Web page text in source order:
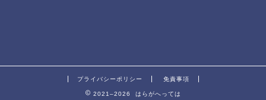
プライバシーポリシー 免責事項
2021–2026 はらがへっては